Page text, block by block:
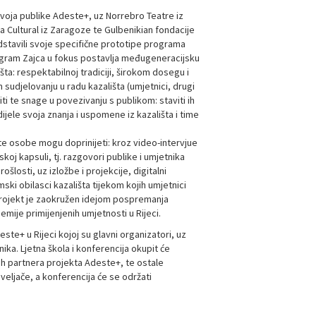
publike Adeste+, uz Norrebro Teatre iz
Cultural iz Zaragoze te Gulbenikian fondacije
svoje specifične prototipe programa
Zajca u fokus postavlja međugeneracijsku
respektabilnoj tradiciji, širokom dosegu i
u radu kazališta (umjetnici, drugi
te snage u povezivanju s publikom: staviti ih
svoja znanja i uspomene iz kazališta i time
osobe mogu doprinijeti: kroz video-intervjue
kapsuli, tj. razgovori publike i umjetnika
uz izložbe i projekcije, digitalni
obilasci kazališta tijekom kojih umjetnici
je zaokružen idejom pospremanja
primijenjenih umjetnosti u Rijeci.
u Rijeci kojoj su glavni organizatori, uz
Ljetna škola i konferencija okupit će
partnera projekta Adeste+, te ostale
a konferencija će se održati